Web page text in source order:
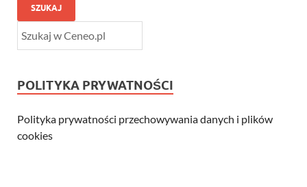
SZUKAJ
POLITYKA PRYWATNOŚCI
Polityka prywatności przechowywania danych i plików
cookies